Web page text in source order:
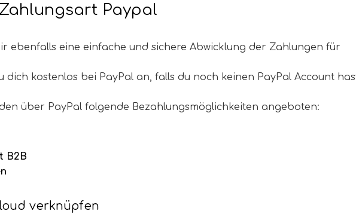
Paypal
ebenfalls eine einfache und sichere Abwicklung der Zahlungen für
dich kostenlos bei PayPal an, falls du noch keinen PayPal Account
über PayPal folgende Bezahlungsmöglichkeiten angeboten:
B2B
verknüpfen